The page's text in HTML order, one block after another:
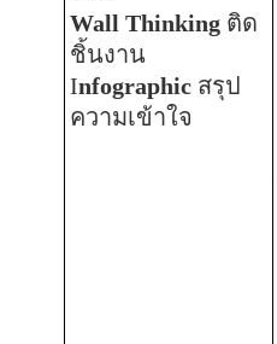
Wall Thinking ติด
ชิ้นงาน
Infographic สรุป
ความเข้าใจ